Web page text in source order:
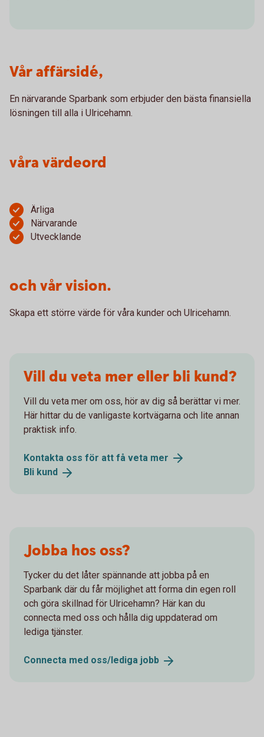
Vår affärsidé,
En närvarande Sparbank som erbjuder den bästa finansiella
lösningen till alla i Ulricehamn.
våra värdeord
Ärliga
Närvarande
Utvecklande
och vår vision.
Skapa ett större värde för våra kunder och Ulricehamn.
Vill du veta mer eller bli kund?
Vill du veta mer om oss, hör av dig så berättar vi mer.
Här hittar du de vanligaste kortvägarna och lite annan
praktisk info.
Kontakta oss för att få veta mer
Bli kund
Jobba hos oss?
Tycker du det låter spännande att jobba på en
Sparbank där du får möjlighet att forma din egen roll
och göra skillnad för Ulricehamn? Här kan du
connecta med oss och hålla dig uppdaterad om
lediga tjänster.
Connecta med oss/lediga jobb